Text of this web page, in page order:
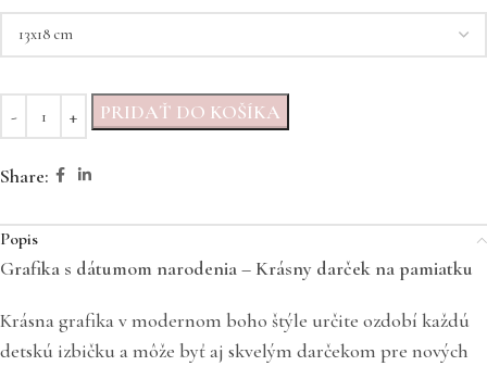
PRIDAŤ DO KOŠÍKA
Share:
Popis
Grafika s dátumom narodenia – Krásny darček na pamiatku
Krásna grafika v modernom boho štýle určite ozdobí každú
detskú izbičku a môže byť aj skvelým darčekom pre nových